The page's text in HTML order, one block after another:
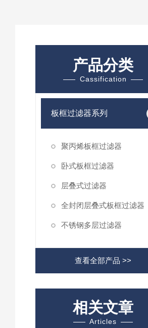
产品分类
Cassification
板框过滤器系列
聚丙烯板框过滤器
卧式板框过滤器
层叠式过滤器
全封闭层叠式板框过滤器
不锈钢多层过滤器
查看全部产品 >>
相关文章
Articles